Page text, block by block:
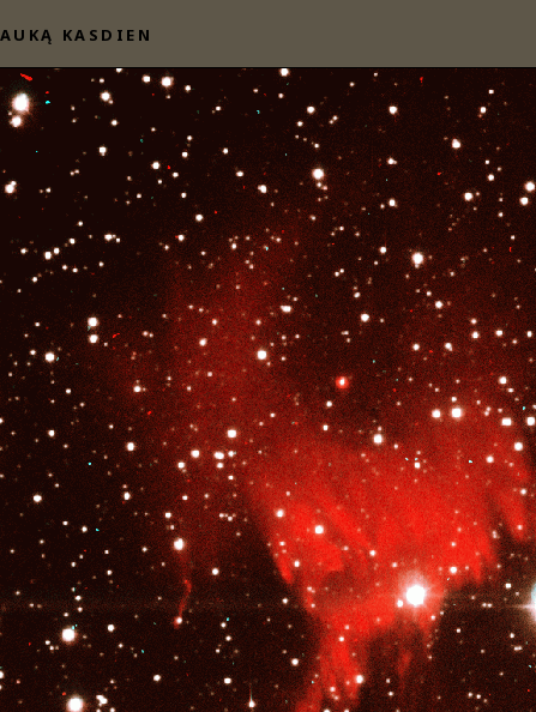
KASDIEN